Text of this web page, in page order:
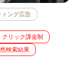
ィング広告
クリック課金制
検索結果